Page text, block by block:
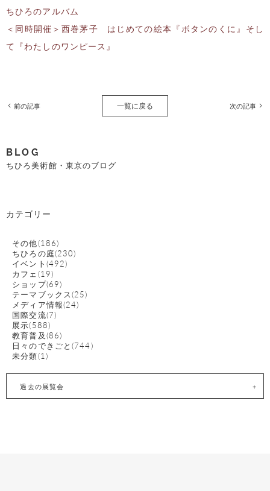
ちひろのアルバム
＜同時開催＞西巻茅子 はじめての絵本『ボタンのくに』そし
て『わたしのワンピース』
前の記事 一覧に戻る 次の記事
BLOG
ちひろ美術館・東京のブログ
カテゴリー
その他(186)
ちひろの庭(230)
イベント(492)
カフェ(19)
ショップ(69)
テーマブックス(25)
メディア情報(24)
国際交流(7)
展示(588)
教育普及(86)
日々のできごと(744)
未分類(1)
過去の展覧会